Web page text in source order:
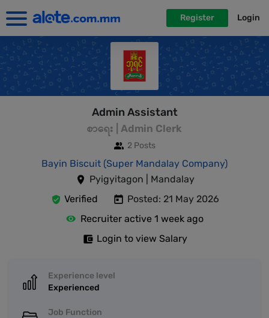
Register Login
Admin Assistant
စာရေး | Admin Clerk
2 Posts
Bayin Biscuit (Super Mandalay Company)
Pyigyitagon | Mandalay
Verified
Posted: 21 May 2026
Recruiter active 1 week ago
Login to view Salary
Experience level
Experienced
Job Function